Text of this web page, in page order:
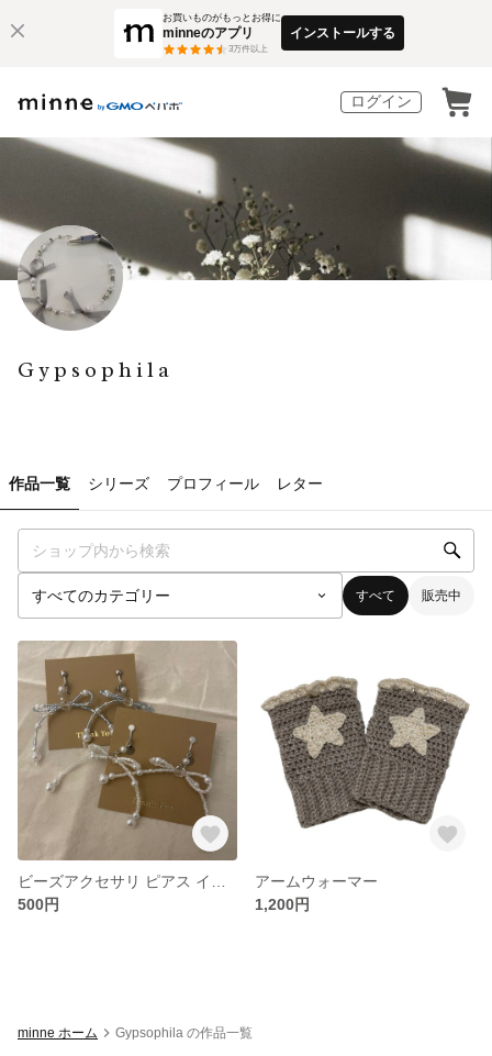
お買いものがもっとお得に
minneのアプリ
3万件以上
インストールする
ログイン
Gypsophila
作品一覧 シリーズ プロフィール レター
すべて 販売中
500円
アームウォーマー
1,200円
minne ホーム Gypsophila の作品一覧